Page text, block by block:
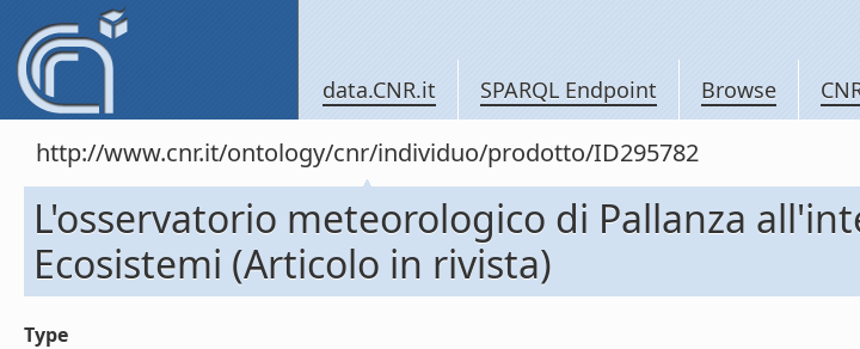
data.CNR.it SPARQL Endpoint Browse
http://www.cnr.it/ontology/cnr/individuo/prodotto/ID295782
L'osservatorio meteorologico di Pallanza
Ecosistemi (Articolo in rivista)
Type